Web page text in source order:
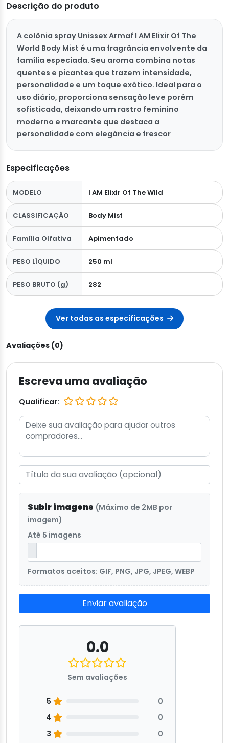
Descrição do produto
A colônia spray Unissex Armaf I AM Elixir Of The
World Body Mist é uma fragrância envolvente da
família especiada. Seu aroma combina notas
quentes e picantes que trazem intensidade,
personalidade e um toque exótico. Ideal para o
uso diário, proporciona sensação leve porém
sofisticada, deixando um rastro feminino
moderno e marcante que destaca a
personalidade com elegância e frescor
Especificações
MODELO I AM Elixir Of The Wild
CLASSIFICAÇÃO Body Mist
Família Olfativa Apimentado
PESO LÍQUIDO 250 ml
PESO BRUTO (g) 282
Ver todas as especificações
Avaliações (0)
Escreva uma avaliação
Qualificar:
Subir imagens (Máximo de 2MB por
imagem)
Até 5 imagens
Formatos aceitos: GIF, PNG, JPG, JPEG, WEBP
Enviar avaliação
0.0
Sem avaliações
5
0
4
0
3
0